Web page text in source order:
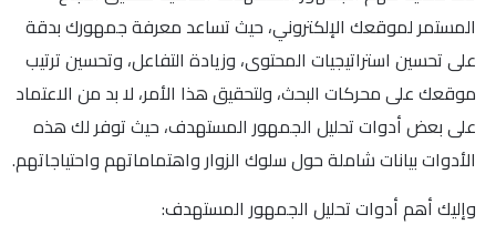
المستمر لموقعك الإلكتروني، حيث تساعد معرفة جمهورك بدقة
على تحسين استراتيجيات المحتوى، وزيادة التفاعل، وتحسين ترتيب
موقعك على محركات البحث، ولتحقيق هذا الأمر، لا بد من الاعتماد
على بعض أدوات تحليل الجمهور المستهدف، حيث توفر لك هذه
الأدوات بيانات شاملة حول سلوك الزوار واهتماماتهم واحتياجاتهم.
وإليك أهم أدوات تحليل الجمهور المستهدف: